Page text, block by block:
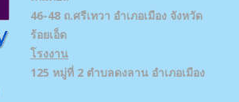
46-48 ถ.ศรีเทวา อำเภอเมือง จังหวัด
ร้อยเอ็ด
โรงงาน
125 หมู่ที่ 2 ตำบลดงลาน อำเภอเมือง